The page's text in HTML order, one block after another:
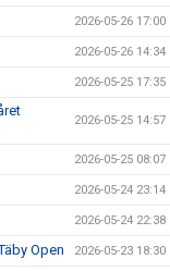
2026-05-26 17:00
2026-05-26 14:34
2026-05-25 17:35
2026-05-25 14:57
2026-05-25 08:07
2026-05-24 23:14
2026-05-24 22:38
Open 2026-05-23 18:30